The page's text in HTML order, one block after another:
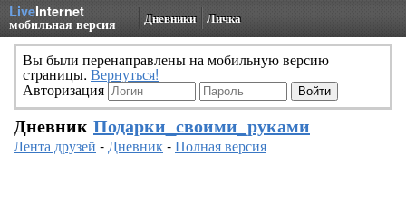
LiveInternet
мобильная версия Дневники Личка
Вы были перенаправлены на мобильную версию
страницы. Вернуться!
Авторизация
Дневник Подарки_своими_руками
Лента друзей -Дневник-Полная версия